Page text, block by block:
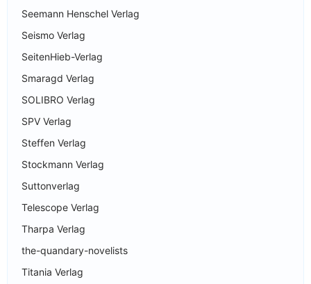
Seemann Henschel Verlag
Seismo Verlag
SeitenHieb-Verlag
Smaragd Verlag
SOLIBRO Verlag
SPV Verlag
Steffen Verlag
Stockmann Verlag
Suttonverlag
Telescope Verlag
Tharpa Verlag
the-quandary-novelists
Titania Verlag